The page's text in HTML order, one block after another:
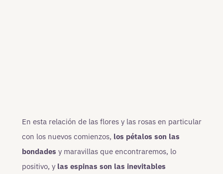
En esta relación de las flores y las rosas en particular
con los nuevos comienzos, los pétalos son las
bondades y maravillas que encontraremos, lo
positivo, y las espinas son las inevitables